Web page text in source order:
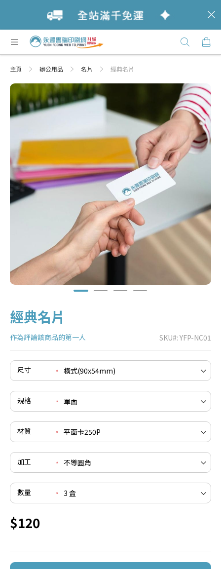
過
到
容
主頁 辦公用品 名片 經典名片
經典名片
作為評論該商品的第一人 SKU YFP-NC01
尺寸
規格
材質
加工
數量
$120
Skip
to
the
end
images
gallery
Skip
to
the
beginning
images
gallery